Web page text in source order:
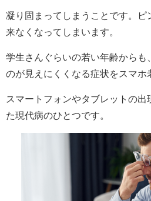
凝り固まってしまうことです。ピ
来なくなってしまいます。
学生さんぐらいの若い年齢からも
のが見えにくくなる症状をスマホ
スマートフォンやタブレットの
た現代病のひとつです。